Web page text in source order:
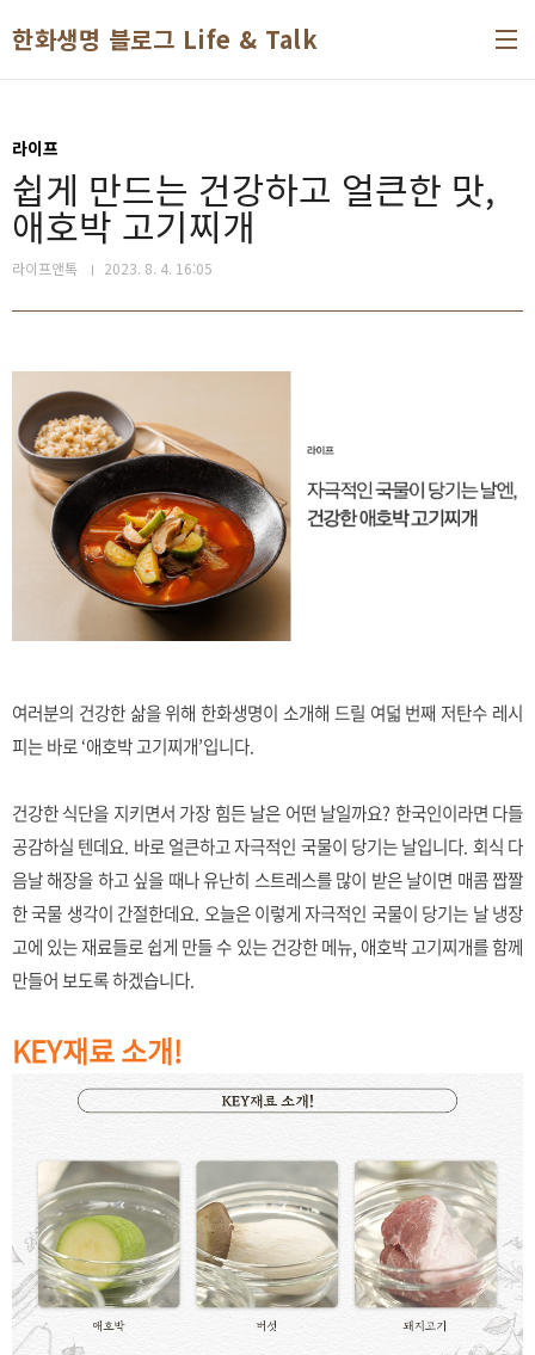
한화생명 블로그 Life & Talk
라이프
쉽게 만드는 건강하고 얼큰한 맛,
애호박 고기찌개
라이프앤톡 2023. 8. 4. 16:05
여러분의 건강한 삶을 위해 한화생명이 소개해 드릴 여덟 번째 저탄수 레시
피는 바로 ‘애호박 고기찌개’입니다.
건강한 식단을 지키면서 가장 힘든 날은 어떤 날일까요? 한국인이라면 다들
공감하실 텐데요. 바로 얼큰하고 자극적인 국물이 당기는 날입니다. 회식 다
음날 해장을 하고 싶을 때나 유난히 스트레스를 많이 받은 날이면 매콤 짭짤
한 국물 생각이 간절한데요. 오늘은 이렇게 자극적인 국물이 당기는 날 냉장
고에 있는 재료들로 쉽게 만들 수 있는 건강한 메뉴, 애호박 고기찌개를 함께
만들어 보도록 하겠습니다.
KEY재료 소개!